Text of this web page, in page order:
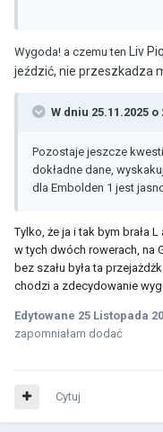
Faktycznie szkoda, że
Wygoda! a czemu ten Liv
jeździć, nie przeszkadza
W dniu 25.11.2025 o
Pozostaje jeszcze
dokładne dane,
dla Embolden 1 jest
Tylko, że ja i tak bym brała
w tych dwóch rowerach, na
bez szału była ta
chodzi a zdecydowanie
Edytowane 25 Listopada
zapomniałam dodać
Cytuj